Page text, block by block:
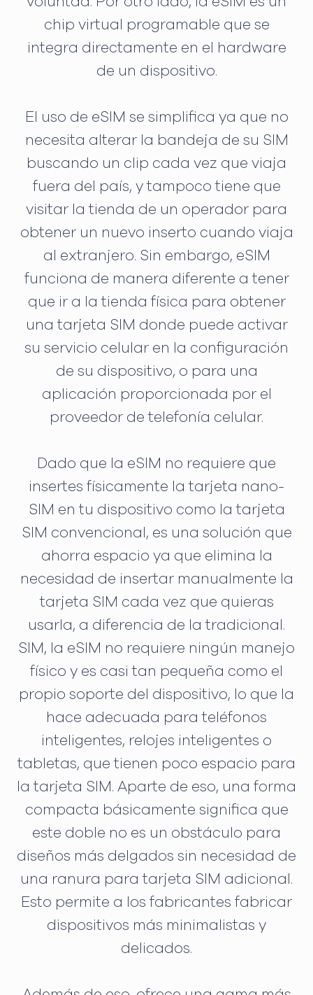
chip virtual programable que se
integra directamente en el hardware
de un dispositivo.
El uso de eSIM se simplifica ya que no
necesita alterar la bandeja de su SIM
buscando un clip cada vez que viaja
fuera del país, y tampoco tiene que
visitar la tienda de un operador para
obtener un nuevo inserto cuando viaja
al extranjero. Sin embargo, eSIM
funciona de manera diferente a tener
que ir a la tienda física para obtener
una tarjeta SIM donde puede activar
su servicio celular en la configuración
de su dispositivo, o para una
aplicación proporcionada por el
proveedor de telefonía celular.
Dado que la eSIM no requiere que
insertes físicamente la tarjeta nano-
SIM en tu dispositivo como la tarjeta
SIM convencional, es una solución que
ahorra espacio ya que elimina la
necesidad de insertar manualmente la
tarjeta SIM cada vez que quieras
usarla, a diferencia de la tradicional.
SIM, la eSIM no requiere ningún manejo
físico y es casi tan pequeña como el
propio soporte del dispositivo, lo que la
hace adecuada para teléfonos
inteligentes, relojes inteligentes o
tabletas, que tienen poco espacio para
la tarjeta SIM. Aparte de eso, una forma
compacta básicamente significa que
este doble no es un obstáculo para
diseños más delgados sin necesidad de
una ranura para tarjeta SIM adicional.
Esto permite a los fabricantes fabricar
dispositivos más minimalistas y
delicados.